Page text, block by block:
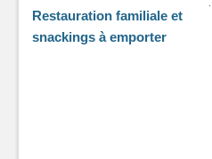
Restauration familiale et
snackings à emporter